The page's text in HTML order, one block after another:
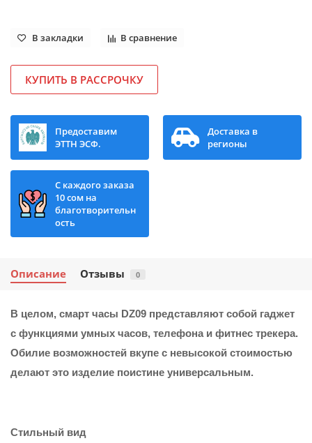
В закладки В сравнение
КУПИТЬ В РАССРОЧКУ
Предоставим
ЭТТН ЭСФ.
Доставка в
регионы
С каждого заказа
10 сом на
благотворительн
ость
Описание Отзывы 0
В целом, смарт часы DZ09 представляют собой гаджет
с функциями умных часов, телефона и фитнес трекера.
Обилие возможностей вкупе с невысокой стоимостью
делают это изделие поистине универсальным.
Стильный вид